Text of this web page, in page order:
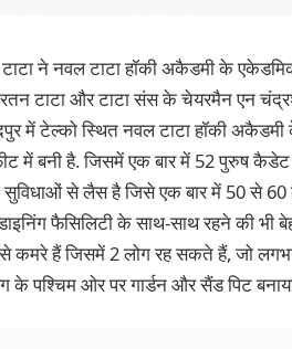
ने नवल टाटा हॉकी अकैडमी के
टाटा और टाटा संस के चेयरमैन एन
में टेल्को स्थित नवल टाटा हॉकी
में बनी है. जिसमें एक बार में 52 पुरुष
से लैस है जिसे एक बार में 50 से
फैसिलिटी के साथ-साथ रहने की
कमरे हैं जिसमें 2 लोग रह सकते हैं, जो
के पश्चिम ओर पर गार्डन और सैंड पिट